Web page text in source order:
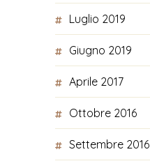
Luglio 2019
Giugno 2019
Aprile 2017
Ottobre 2016
Settembre 2016